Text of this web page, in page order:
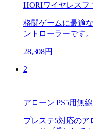
HORIワイヤレスフ
格闘ゲームに最適
ントローラーです。
28,308円
2
アローン PS5用無
プレステ5対応のア